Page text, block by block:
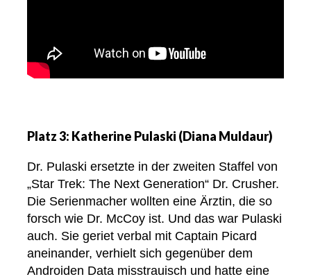
Platz 3: Katherine Pulaski (Diana Muldaur)
Dr. Pulaski ersetzte in der zweiten Staffel von
„Star Trek: The Next Generation“ Dr. Crusher.
Die Serienmacher wollten eine Ärztin, die so
forsch wie Dr. McCoy ist. Und das war Pulaski
auch. Sie geriet verbal mit Captain Picard
aneinander, verhielt sich gegenüber dem
Androiden Data misstrauisch und hatte eine